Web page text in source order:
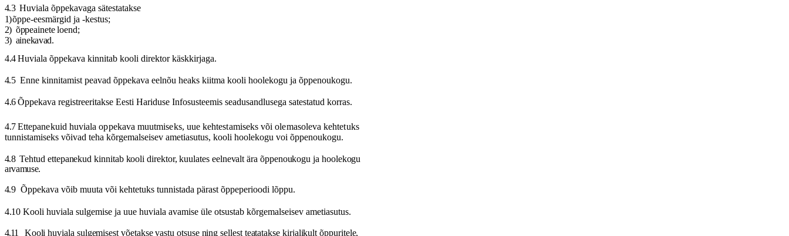
4.3 Huvialaõppekavaga sätestatakse
1)õppe-eesmärgid ja -kestus;
2) õppeainete loend;
3) ainekavad.
4.4Huviala õppekava kinnitab kooli direktor käskkirjaga.
4.5 Enne kinnitamist peavad õppekava eelnõu heaks kiitma kooli hoolekogu ja õppenoukogu.
4.6Õppekava registreeritakse Eesti Hariduse Infosusteemis seadusandlusega satestatud korras.
4.7Ettepanekuid huviala oppekava muutmiseks, uue kehtestamiseks või olemasoleva kehtetuks
tunnistamiseks võivad teha kõrgemalseisev ametiasutus, kooli hoolekogu voi õppenoukogu.
4.8 Tehtud ettepanekud kinnitab kooli direktor, kuulates eelnevalt ära õppenoukoguja hoolekogu
arvamuse.
4.9 Õppekava võib muuta või kehtetuks tunnistada pärast õppeperioodi lõppu.
4.10 Kooli huviala sulgemise ja uue huviala avamise üle otsustab kõrgemalseisev ametiasutus.
4.11 Kooli huviala sulgemisest võetakse vastu otsuse ning sellest teatatakse kirjalikult õppuritele,